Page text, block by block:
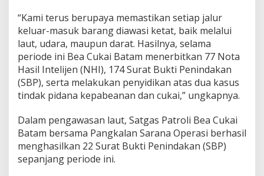
“Kami terus berupaya memastikan setiap jalur
keluar-masuk barang diawasi ketat, baik melalui
laut, udara, maupun darat. Hasilnya, selama
periode ini Bea Cukai Batam menerbitkan 77 Nota
Hasil Intelijen (NHI), 174 Surat Bukti Penindakan
(SBP), serta melakukan penyidikan atas dua kasus
tindak pidana kepabeanan dan cukai,” ungkapnya.
Dalam pengawasan laut, Satgas Patroli Bea Cukai
Batam bersama Pangkalan Sarana Operasi berhasil
menghasilkan 22 Surat Bukti Penindakan (SBP)
sepanjang periode ini.